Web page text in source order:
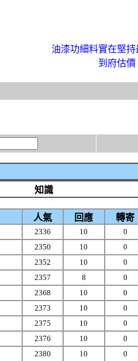
油漆功細料實在堅
到府估
知識
人氣 回應 轉寄
2336 10 0
2350 10 0
2352 10 0
2357 8 0
2368 10 0
2373 10 0
2375 10 0
2376 10 0
2380 10 0